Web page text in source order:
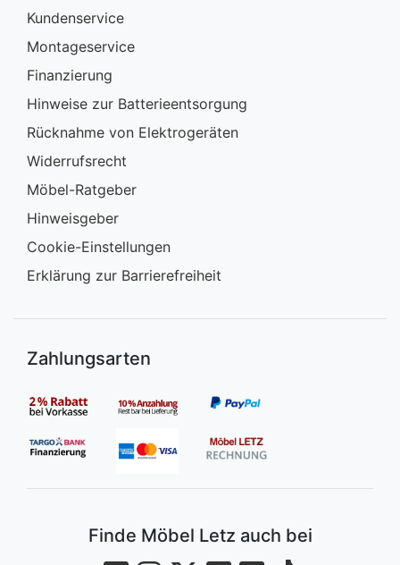
Kundenservice
Montageservice
Finanzierung
Hinweise zur Batterieentsorgung
Rücknahme von Elektrogeräten
Widerrufsrecht
Möbel-Ratgeber
Hinweisgeber
Cookie-Einstellungen
Erklärung zur Barrierefreiheit
Zahlungsarten
Finde Möbel Letz auch bei